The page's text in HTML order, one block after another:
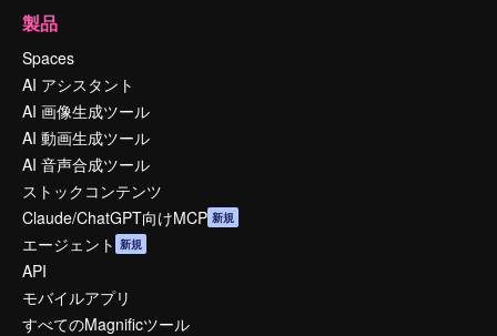
製品
Spaces
AI アシスタント
AI 画像生成ツール
AI 動画生成ツール
AI 音声合成ツール
ストックコンテンツ
Claude/ChatGPT向けMCP 新規
エージェント 新規
API
モバイルアプリ
すべてのMagnificツール